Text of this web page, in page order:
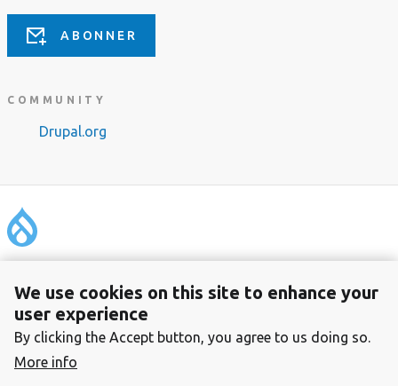
ABONNER
COMMUNITY
Drupal.org
Personvern
Kontakt
Foreningen Drupal Norge
We use cookies on this site to enhance your
user experience
By clicking the Accept button, you agree to us doing so.
More info